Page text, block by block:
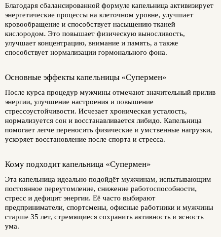
Благодаря сбалансированной формуле капельница активизирует
энергетические процессы на клеточном уровне, улучшает
кровообращение и способствует насыщению тканей
кислородом. Это повышает физическую выносливость,
улучшает концентрацию, внимание и память, а также
способствует нормализации гормонального фона.
Основные эффекты капельницы «Супермен»
После курса процедур мужчины отмечают значительный прилив
энергии, улучшение настроения и повышение
стрессоустойчивости. Исчезает хроническая усталость,
нормализуется сон и восстанавливается либидо. Капельница
помогает легче переносить физические и умственные нагрузки,
ускоряет восстановление после спорта и стресса.
Кому подходит капельница «Супермен»
Эта капельница идеально подойдёт мужчинам, испытывающим
постоянное переутомление, снижение работоспособности,
стресс и дефицит энергии. Её часто выбирают
предприниматели, спортсмены, офисные работники и мужчины
старше 35 лет, стремящиеся сохранить активность и ясность
ума.